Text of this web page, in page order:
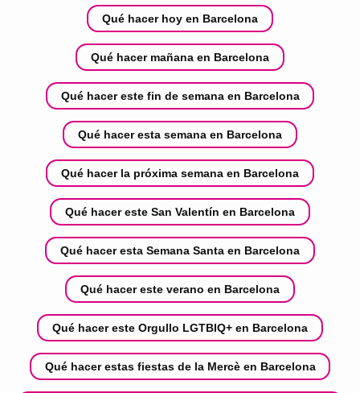
Qué hacer hoy en Barcelona
Qué hacer mañana en Barcelona
Qué hacer este fin de semana en Barcelona
Qué hacer esta semana en Barcelona
Qué hacer la próxima semana en Barcelona
Qué hacer este San Valentín en Barcelona
Qué hacer esta Semana Santa en Barcelona
Qué hacer este verano en Barcelona
Qué hacer este Orgullo LGTBIQ+ en Barcelona
Qué hacer estas fiestas de la Mercè en Barcelona